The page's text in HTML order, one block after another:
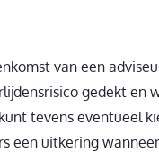
van een
gedekt en
tevens eventueel
een uitkering